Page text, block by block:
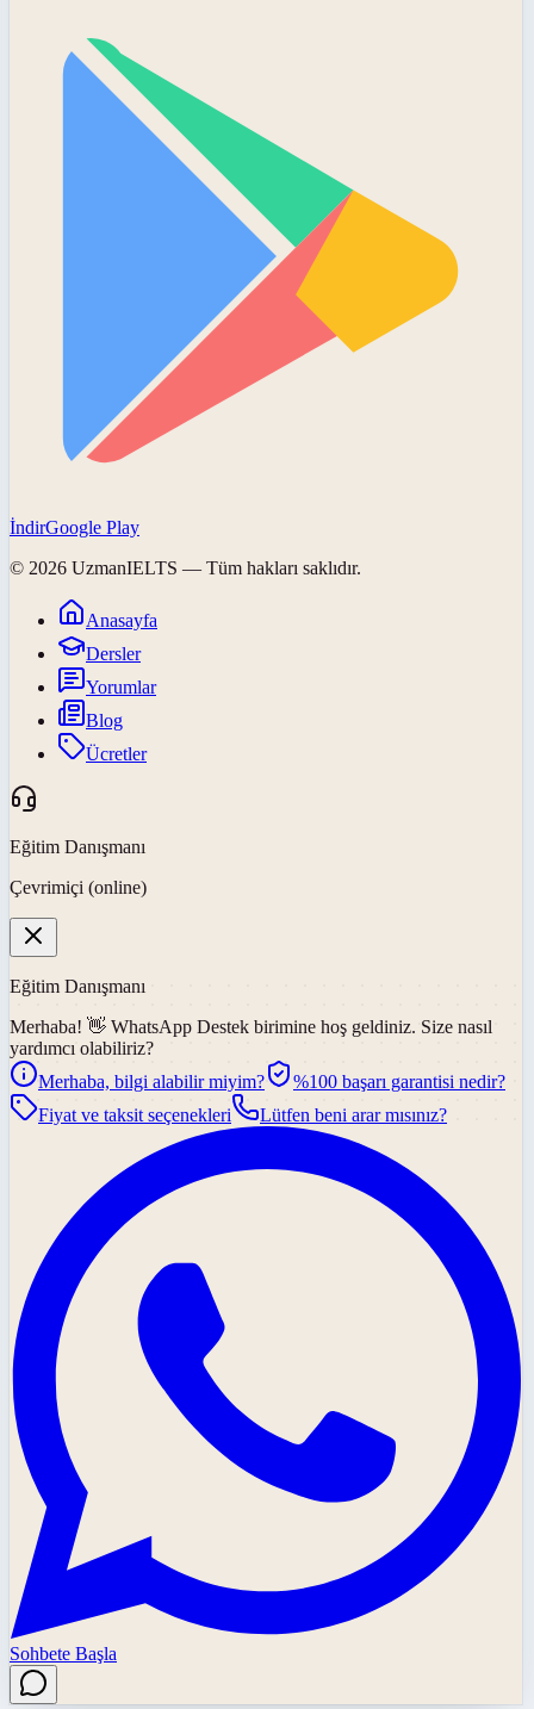
İndirGoogle Play
© 2026 UzmanIELTS — Tüm hakları saklıdır.
Anasayfa
Dersler
Yorumlar
Blog
Ücretler
Eğitim Danışmanı
Çevrimiçi (online)
Eğitim Danışmanı
Merhaba! 👋 WhatsApp Destek birimine hoş geldiniz. Size nasıl
yardımcı olabiliriz?
Merhaba, bilgi alabilir miyim?
%100 başarı garantisi nedir?
Fiyat ve taksit seçenekleri
Lütfen beni arar mısınız?
Sohbete Başla